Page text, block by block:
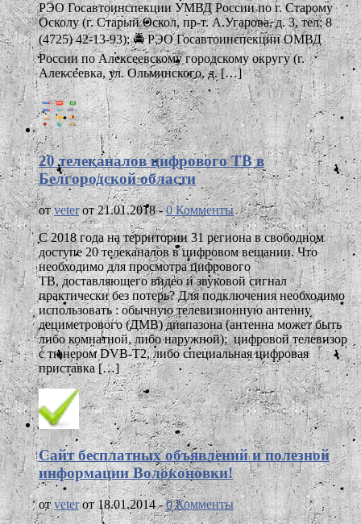
РЭО Госавтоинспекции УМВД России по г. Старому
Осколу (г. Старый Оскол, пр-т. А.Угарова, д. 3, тел: 8
(4725) 42-13-93); 🚔 РЭО Госавтоинспекции ОМВД
России по Алексеевскому городскому округу (г.
Алексеевка, ул. Ольминского, д. […]
20 телеканалов цифрового ТВ в
Белгородской области
отveterот 21.01.2018 -0 Комменты
С 2018 года на территории 31 региона в свободном
доступе 20 телеканалов в цифровом вещании. Что
необходимо для просмотра цифрового
ТВ, доставляющего видео и звуковой сигнал
практически без потерь? Для подключения необходимо
использовать : обычную телевизионную антенну
дециметрового (ДМВ) диапазона (антенна может быть
либо комнатной, либо наружной); цифровой телевизор
с тюнером DVB-T2, либо специальная цифровая
приставка […]
Сайт бесплатных объявлений и полезной
информации Волоконовки!
отveterот 18.01.2014 -0 Комменты